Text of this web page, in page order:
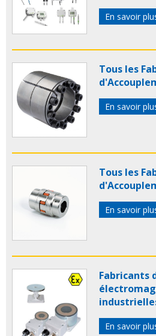
En savoir
Tous les
En savoir
Tous les
En savoir
Fabricants
En savoir